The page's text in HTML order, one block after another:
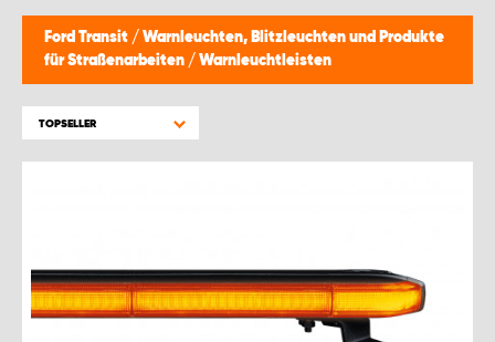
Ford Transit / Warnleuchten, Blitzleuchten und Produkte
für Straßenarbeiten / Warnleuchtleisten
TOPSELLER